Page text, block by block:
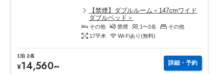
【禁煙】ダブルルーム＜147cmワイド
ダブルベッド＞
その他 禁煙 1〜2名
その他
17平米 Wi-Fiあり(無料)
1泊 2名
¥14,560~ 詳細・予約